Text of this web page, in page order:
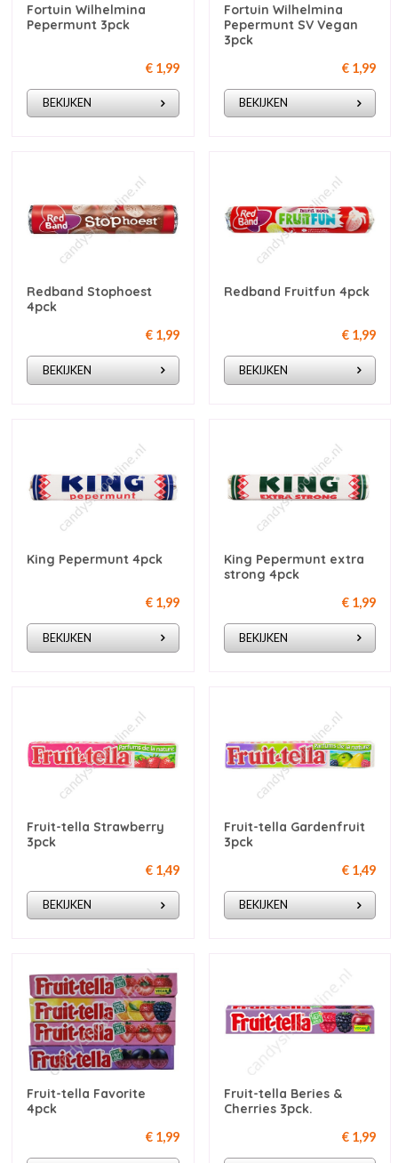
Fortuin Wilhelmina
Pepermunt 3pck
€ 1,99
BEKIJKEN
Fortuin Wilhelmina
Pepermunt SV Vegan
3pck
€ 1,99
BEKIJKEN
Redband Stophoest
4pck
€ 1,99
BEKIJKEN
Redband Fruitfun 4pck
€ 1,99
BEKIJKEN
King Pepermunt 4pck
€ 1,99
BEKIJKEN
King Pepermunt extra
strong 4pck
€ 1,99
BEKIJKEN
Fruit-tella Strawberry
3pck
€ 1,49
BEKIJKEN
Fruit-tella Gardenfruit
3pck
€ 1,49
BEKIJKEN
Fruit-tella Favorite
4pck
€ 1,99
Fruit-tella Beries &
Cherries 3pck.
€ 1,99